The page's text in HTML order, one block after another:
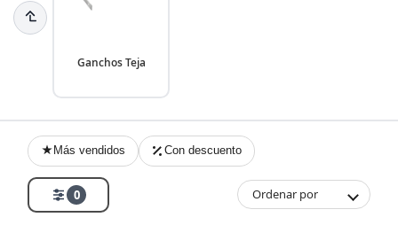
Ganchos Teja
Más vendidos Con descuento
0 Ordenar por